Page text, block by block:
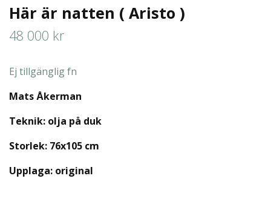
Här är natten ( Aristo )
48 000 kr
Ej tillgänglig fn
Mats Åkerman
Teknik: olja på duk
Storlek: 76x105 cm
Upplaga: original